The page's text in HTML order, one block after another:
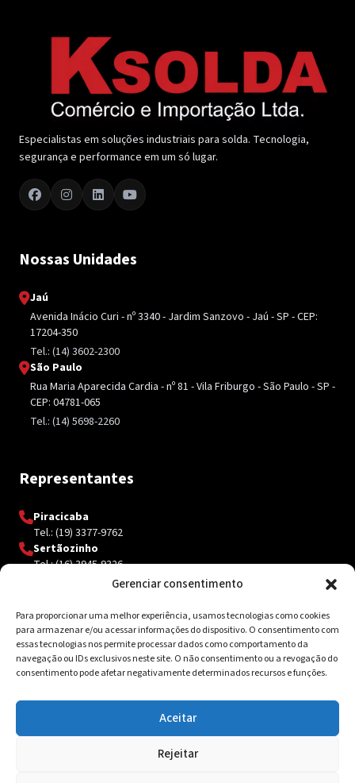
Gerenciar consentimento
Para proporcionar uma melhor experiência, usamos tecnologias como cookies
para armazenar e/ou acessar informações do dispositivo. O consentimento com
essas tecnologias nos permite processar dados como comportamento da
navegação ou IDs exclusivos neste site. O não consentimento ou a revogação do
consentimento pode afetar negativamente determinados recursos e funções.
Aceitar
Rejeitar
Especialistas em soluções industriais para solda. Tecnologia,
segurança e performance em um só lugar.
Nossas Unidades
Jaú
Avenida Inácio Curi - nº 3340 - Jardim Sanzovo - Jaú - SP - CEP:
17204-350
Tel.: (14) 3602-2300
São Paulo
Rua Maria Aparecida Cardia - nº 81 - Vila Friburgo - São Paulo - SP -
CEP: 04781-065
Tel.: (14) 5698-2260
Representantes
Piracicaba
Tel.: (19) 3377-9762
Sertãozinho
Tel.: (16) 3945-9326
Contato
Av. Inácio Curi, 3340 Jardim Sanzovo CEP: 17.204-350
(14) 98159-0142